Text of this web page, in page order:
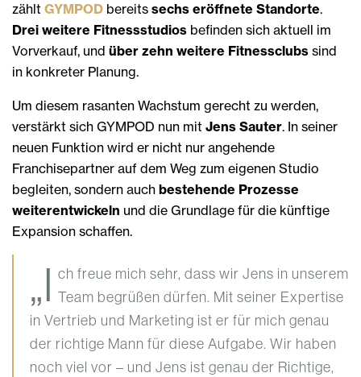
zählt GYMPOD bereits sechs eröffnete Standorte.
Drei weitere Fitnessstudios befinden sich aktuell im
Vorverkauf, und über zehn weitere Fitnessclubs sind
in konkreter Planung.
Um diesem rasanten Wachstum gerecht zu werden,
verstärkt sich GYMPOD nun mit Jens Sauter. In seiner
neuen Funktion wird er nicht nur angehende
Franchisepartner auf dem Weg zum eigenen Studio
begleiten, sondern auch bestehende Prozesse
weiterentwickeln und die Grundlage für die künftige
Expansion schaffen.
„I ch freue mich sehr, dass wir Jens in unserem
Team begrüßen dürfen. Mit seiner Expertise
in Vertrieb und Marketing ist er für mich genau
der richtige Mann für diese Aufgabe. Wir haben
noch viel vor – und Jens ist genau der Richtige,